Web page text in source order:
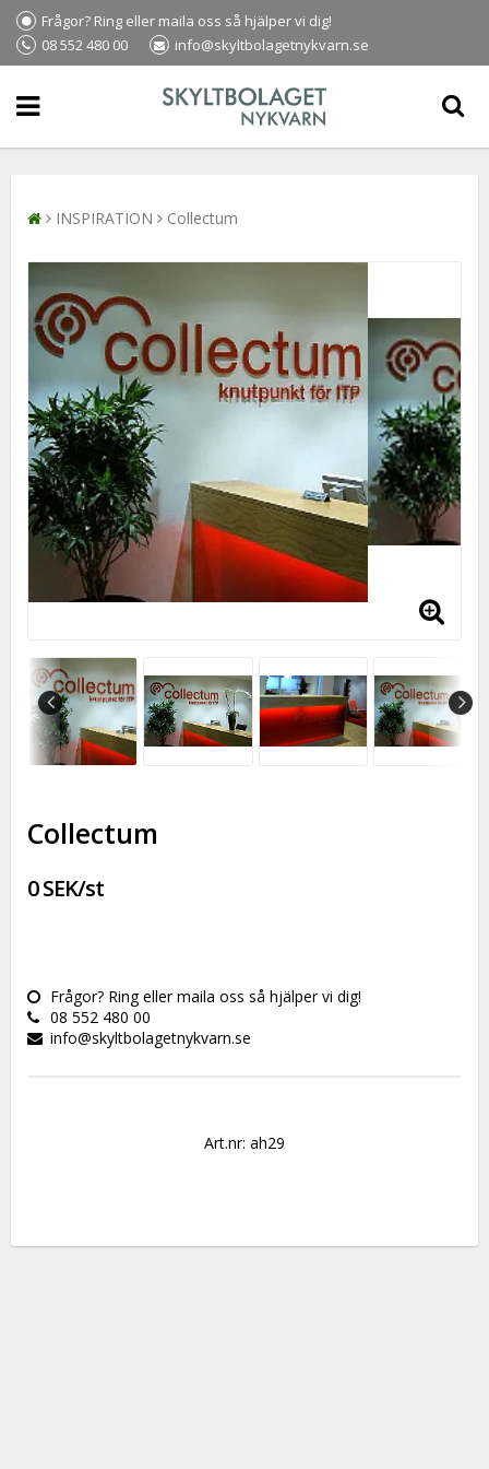
Frågor? Ring eller maila oss så hjälper vi dig!
08 552 480 00
info@skyltbolagetnykvarn.se
INSPIRATION Collectum
Collectum
0 SEK/st
Frågor? Ring eller maila oss så hjälper vi dig!
08 552 480 00
info@skyltbolagetnykvarn.se
Art.nr: ah29